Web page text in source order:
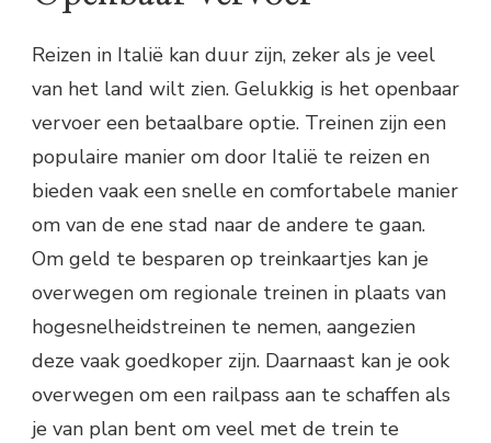
Reizen in Italië kan duur zijn, zeker als je veel
van het land wilt zien. Gelukkig is het openbaar
vervoer een betaalbare optie. Treinen zijn een
populaire manier om door Italië te reizen en
bieden vaak een snelle en comfortabele manier
om van de ene stad naar de andere te gaan.
Om geld te besparen op treinkaartjes kan je
overwegen om regionale treinen in plaats van
hogesnelheidstreinen te nemen, aangezien
deze vaak goedkoper zijn. Daarnaast kan je ook
overwegen om een railpass aan te schaffen als
je van plan bent om veel met de trein te